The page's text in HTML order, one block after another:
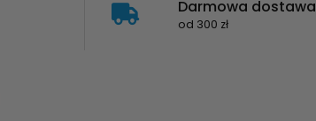
Darmowa dostawa
od 300 zł